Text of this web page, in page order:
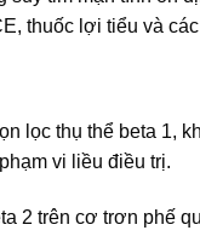
thuốc lợi tiểu và
lọc thụ thể beta 1,
vi liều điều trị.
2 trên cơ trơn phế